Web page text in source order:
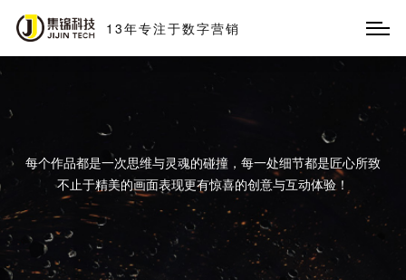
13年专注于数字营销
每个作品都是一次思维与灵魂的碰撞，每一处细节都是匠心所致
不止于精美的画面表现更有惊喜的创意与互动体验！